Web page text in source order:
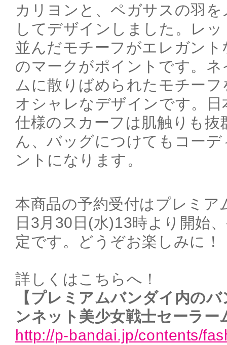
カリヨンと、ペガサスの羽
してデザインしました。レ
並んだモチーフがエレガン
のマークがポイントです。
ムに散りばめられたモチー
オシャレなデザインです。
仕様のスカーフは肌触りも抜
ん、バッグにつけてもコー
ントになります。
本商品の予約受付はプレミア
日3月30日(水)13時より開始
定です。どうぞお楽しみに！
詳しくはこちらへ！
【プレミアムバンダイ内の
ンネット美少女戦士セーラー
http://p-bandai.jp/contents/